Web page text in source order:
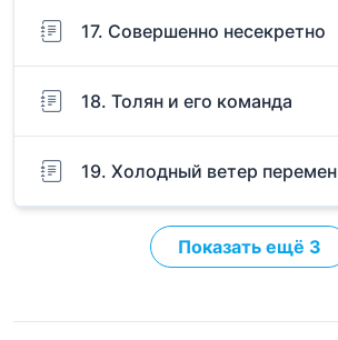
17. Совершенно несекретно
18. Толян и его команда
19. Холодный ветер перемен
Показать ещё 3